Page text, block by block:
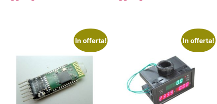
In offerta! In offerta!